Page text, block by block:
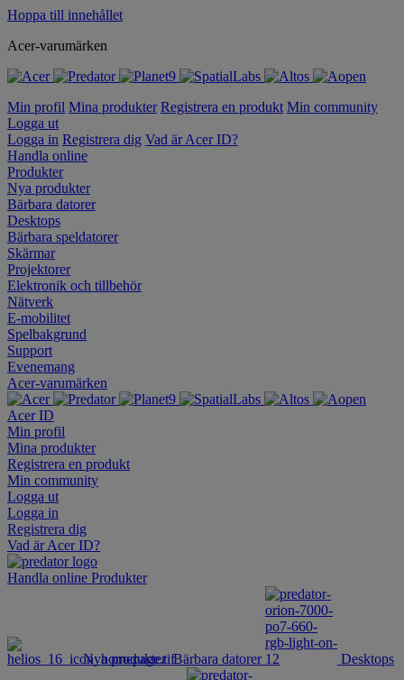
Hoppa till innehållet
Acer-varumärken
Min profil Mina produkter Registrera en produkt Min community
Logga ut
Logga in Registrera dig Vad är Acer ID?
Handla online
Produkter
Nya produkter
Bärbara datorer
Desktops
Bärbara speldatorer
Skärmar
Projektorer
Elektronik och tillbehör
Nätverk
E-mobilitet
Spelbakgrund
Support
Evenemang
Acer-varumärken
Acer ID
Min profil
Mina produkter
Registrera en produkt
Min community
Logga ut
Logga in
Registrera dig
Vad är Acer ID?
Handla online Produkter
Nya produkter Bärbara datorer Desktops